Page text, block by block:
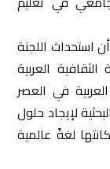
استحداث اللجنة
العربية
في العصر
لإيجاد حلول
لغةً عالمية